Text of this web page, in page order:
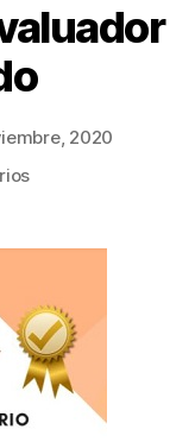
2020